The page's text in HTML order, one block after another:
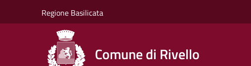
Regione Basilicata
Comune di Rivello